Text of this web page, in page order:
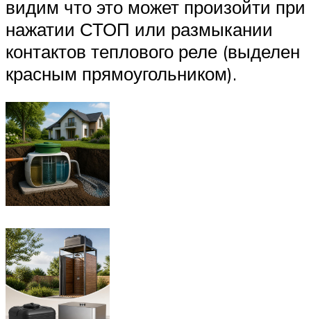
видим что это может произойти при
нажатии СТОП или размыкании
контактов теплового реле (выделен
красным прямоугольником).